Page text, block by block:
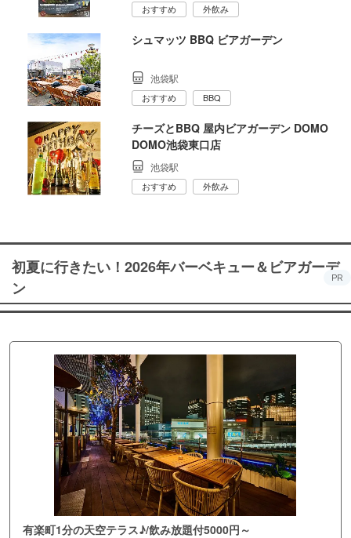
おすすめ 外飲み
シュマッツ BBQ ビアガーデン
池袋駅
おすすめ BBQ
チーズとBBQ 屋内ビアガーデン DOMO
DOMO池袋東口店
池袋駅
おすすめ 外飲み
初夏に行きたい！2026年バーベキュー＆ビアガーデ
ン
PR
有楽町1分の天空テラス♪/飲み放題付5000円～